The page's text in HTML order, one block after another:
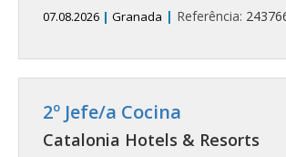
07.08.2026 | Granada | Referência:
2º Jefe/a Cocina
Catalonia Hotels & Resorts